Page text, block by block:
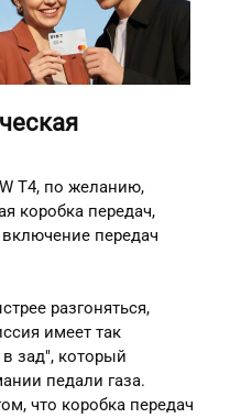
T4, по желанию,
коробка передач,
передач
разгоняться,
имеет так
зад", который
педали газа.
что коробка передач